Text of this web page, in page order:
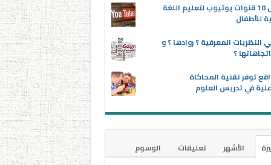
أفضل 10 قنوات يوتيوب لتعليم اللغة
للأطفال
النظريات المعرفية ؟ روادها ؟ و
؟
توفر تقنية المحاكاة
في تدريس العلوم
الأشهر تعليقات
الوسوم